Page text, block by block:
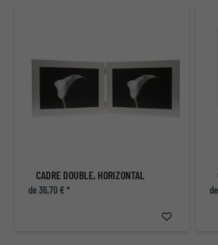
CADRE DOUBLE, HORIZONTAL
de 36,70 € *